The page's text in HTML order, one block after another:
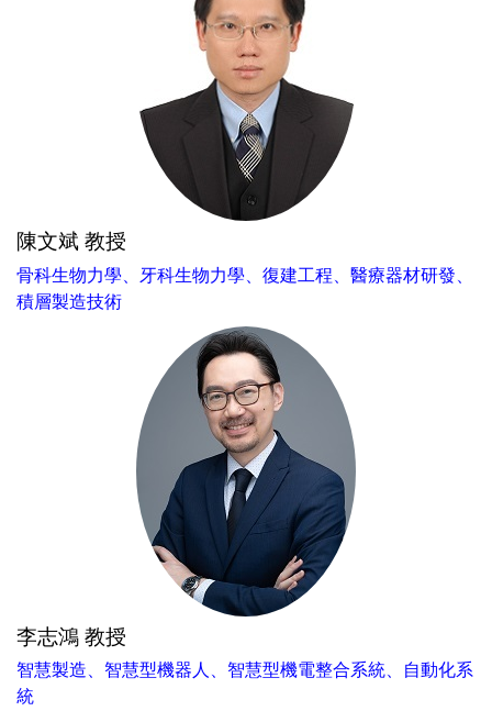
陳文斌 教授
骨科生物力學、牙科生物力學、復建工程、醫療器材研發、
積層製造技術
李志鴻 教授
智慧製造、智慧型機器人、智慧型機電整合系統、自動化系
統